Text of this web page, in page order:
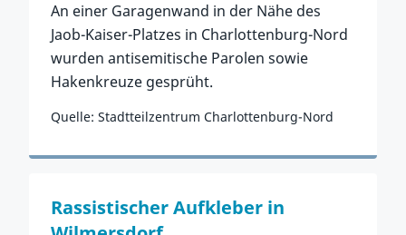
An einer Garagenwand in der Nähe des
Jaob-Kaiser-Platzes in Charlottenburg-Nord
wurden antisemitische Parolen sowie
Hakenkreuze gesprüht.
Quelle: Stadtteilzentrum Charlottenburg-Nord
Zum Vorfall
Rassistischer Aufkleber in